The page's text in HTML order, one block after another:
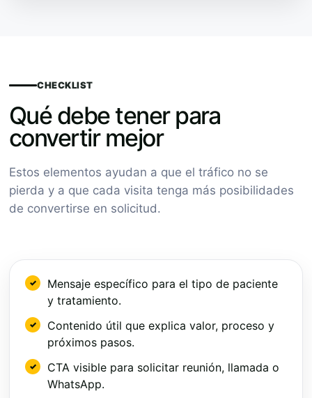
CHECKLIST
Qué debe tener para
convertir mejor
Estos elementos ayudan a que el tráfico no se
pierda y a que cada visita tenga más posibilidades
de convertirse en solicitud.
Mensaje específico para el tipo de paciente
y tratamiento.
Contenido útil que explica valor, proceso y
próximos pasos.
CTA visible para solicitar reunión, llamada o
WhatsApp.